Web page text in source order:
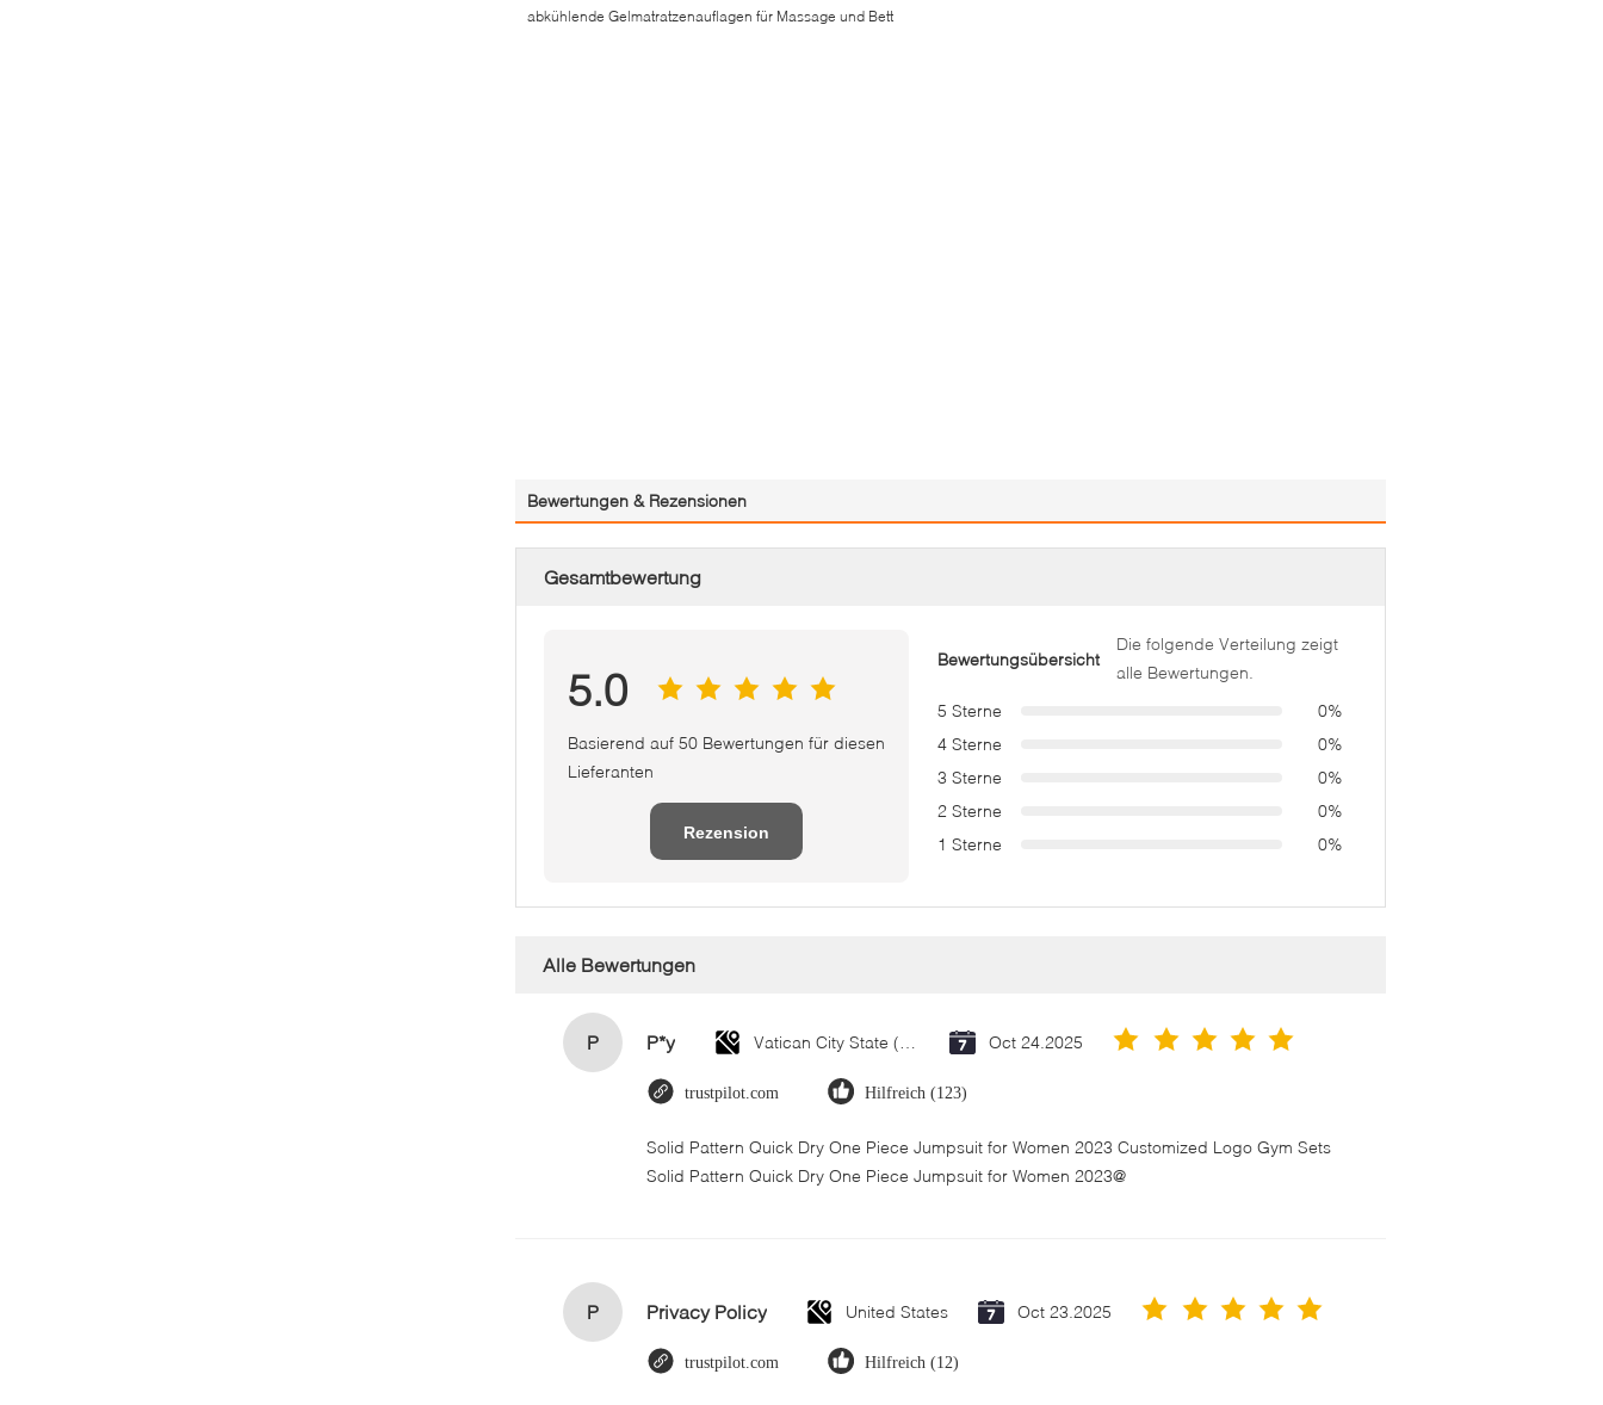
abkühlende Gelmatratzenauflagen für Massage und Bett
Bewertungen & Rezensionen
Gesamtbewertung
5.0
Basierend auf 50 Bewertungen für diesen
Lieferanten
Rezension
Bewertungsübersicht
Die folgende Verteilung zeigt
alle Bewertungen.
5 Sterne
0%
4 Sterne
0%
3 Sterne
0%
2 Sterne
0%
1 Sterne
0%
Alle Bewertungen
P P*y Oct 24.2025
trustpilot.com Hilfreich (123)
Solid Pattern Quick Dry One Piece Jumpsuit for Women 2023 Customized Logo Gym Sets
Solid Pattern Quick Dry One Piece Jumpsuit for Women 2023@
P Privacy Policy United States Oct 23.2025
trustpilot.com Hilfreich (12)